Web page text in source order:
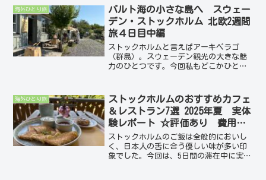
路線で、はたして乗り継ぎがうまくいく
のか？...
海外ひとり旅
バルト海の小さな島へ スウェー
デン・ストックホルム 北欧2週間
旅４日目中編
ストックホルムと言えばアーキペラゴ
（群島）。スウェーデン観光の大きな魅
力のひとつです。今回私もどこかひとつ
どこに行こう？迷って結局選んだのは、
ストックホルムから一番近い...
海外ひとり旅
ストックホルムのおすすめカフェ
＆レストラン7選 2025年夏 実体
験レポート ☆評価あり 費用も
公開 北欧2週間旅
ストックホルムのご飯は全般的においし
く、日本人の舌に合う優しい味が多い印
象でした。今回は、5日間の滞在中に実際